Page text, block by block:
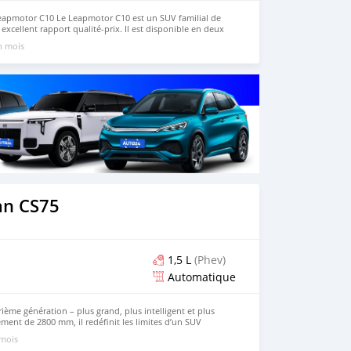
C10 Le Leapmotor C10 est un SUV familial de
rapport qualité-prix. Il est disponible en deux
et à autonomie étendue (range-extender). Il se distingue
espace généreux et ses équipements intelligents de
et souhaitez acheter un véhicule Leapmotor,
sur notre site Web : https://www.huiduauto.com/
mois
CS75
1,5 L (Phev)
Automatique
génération – plus grand, plus intelligent et plus
de 2800 mm, il redéfinit les limites d’un SUV
se rapprochent de ceux d’un SUV intermédiaire.
de 37 pouces de série vous plonge dans un habitacle